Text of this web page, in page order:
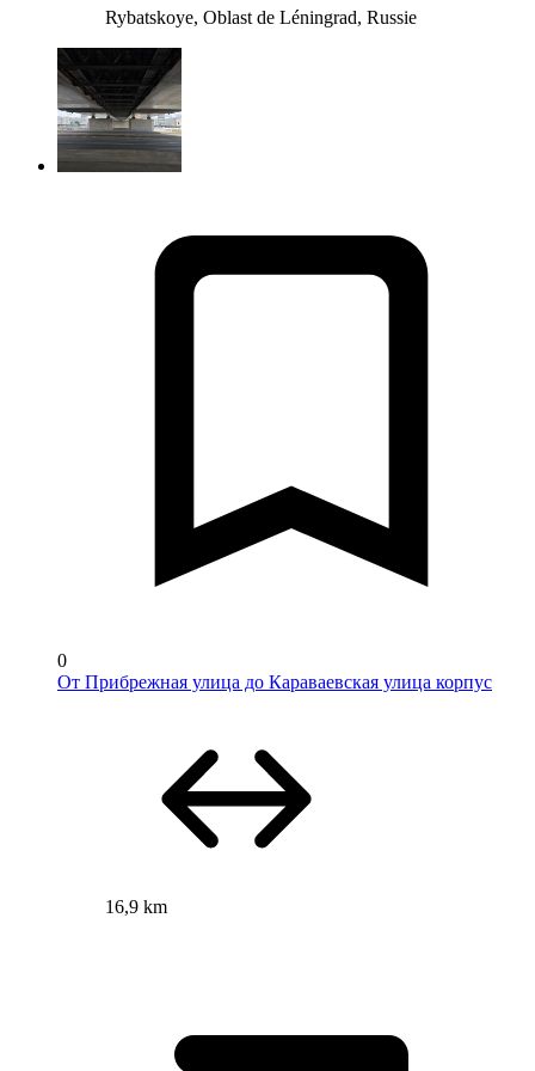
Rybatskoye, Oblast de Léningrad, Russie
0
От Прибрежная улица до Караваевская улица корпус
16,9 km